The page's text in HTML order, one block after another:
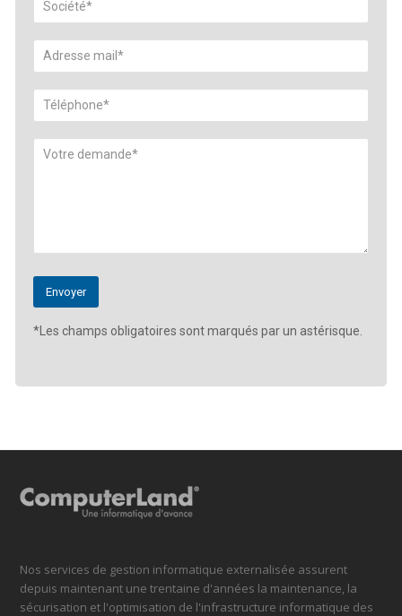
*Les champs obligatoires sont marqués par un astérisque.
Nos services de gestion informatique externalisée assurent
depuis maintenant une trentaine d'années la maintenance, la
sécurisation et l'optimisation de l'infrastructure informatique des